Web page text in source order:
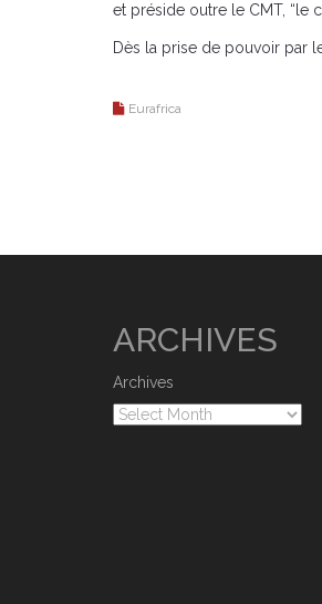
et préside outre le CMT, “le
Dès la prise de pouvoir par
Eurafrica
ARCHIVES
Archives